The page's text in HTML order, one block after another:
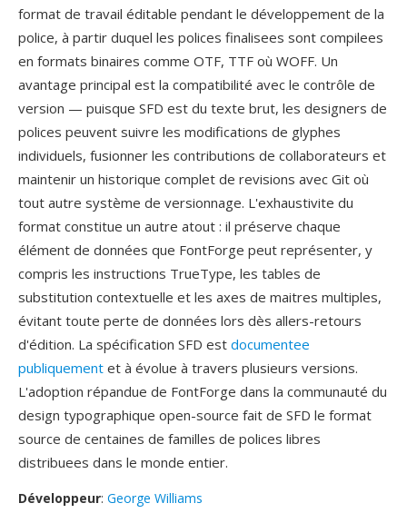
format de travail éditable pendant le développement de la
police, à partir duquel les polices finalisees sont compilees
en formats binaires comme OTF, TTF où WOFF. Un
avantage principal est la compatibilité avec le contrôle de
version — puisque SFD est du texte brut, les designers de
polices peuvent suivre les modifications de glyphes
individuels, fusionner les contributions de collaborateurs et
maintenir un historique complet de revisions avec Git où
tout autre système de versionnage. L'exhaustivite du
format constitue un autre atout : il préserve chaque
élément de données que FontForge peut représenter, y
compris les instructions TrueType, les tables de
substitution contextuelle et les axes de maitres multiples,
évitant toute perte de données lors dès allers-retours
d'édition. La spécification SFD est documentee
publiquement et à évolue à travers plusieurs versions.
L'adoption répandue de FontForge dans la communauté du
design typographique open-source fait de SFD le format
source de centaines de familles de polices libres
distribuees dans le monde entier.
Développeur: George Williams